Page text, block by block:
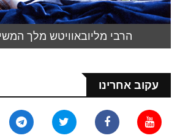
הרבי מליובאוויטש מלך
עקוב אחרינו